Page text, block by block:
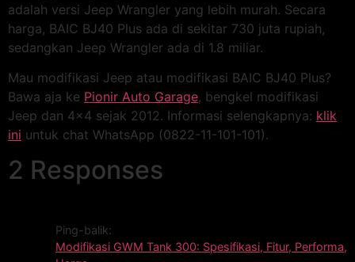
adalah versi Jeep Wrangler yang lebih murah. Secara
harga, BAIC BJ40 Plus ada di sekitar 730 juta rupiah,
sedangkan Jeep Wrangler ada di 1.8 miliar.
Mau modifikasi Jeep atau modifikasi BAIC BJ40 Plus?
Bawa aja ke Pionir Auto Garage, bengkel modifikasi
Jeep dan 4×4 sejak 2012. Informasi selengkapnya: klik
ini untuk chat WhatsApp (0822-11-101-101).
2 Responses
Ping-balik:
Modifikasi GWM Tank 300: Spesifikasi, Fitur, Performa,